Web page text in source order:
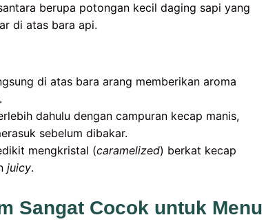
berupa potongan kecil daging sapi yang
di atas bara api.
di atas bara arang memberikan aroma
dahulu dengan campuran kecap manis,
sebelum dibakar.
mengkristal (caramelized) berkat kecap
juicy.
Sangat Cocok untuk Menu